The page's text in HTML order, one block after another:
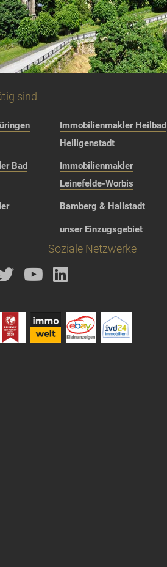
sind
Immobilienmakler Heilbad
Heiligenstadt
Bad
Immobilienmakler
Leinefelde-Worbis
Bamberg & Hallstadt
unser Einzugsgebiet
Soziale Netzwerke